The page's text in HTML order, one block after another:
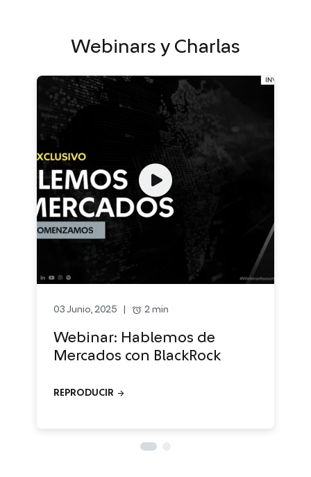
Webinars y Charlas
03 Junio, 2025 alarm 2 min
Webinar: Hablemos de
Mercados con BlackRock
REPRODUCIR arrow_forward